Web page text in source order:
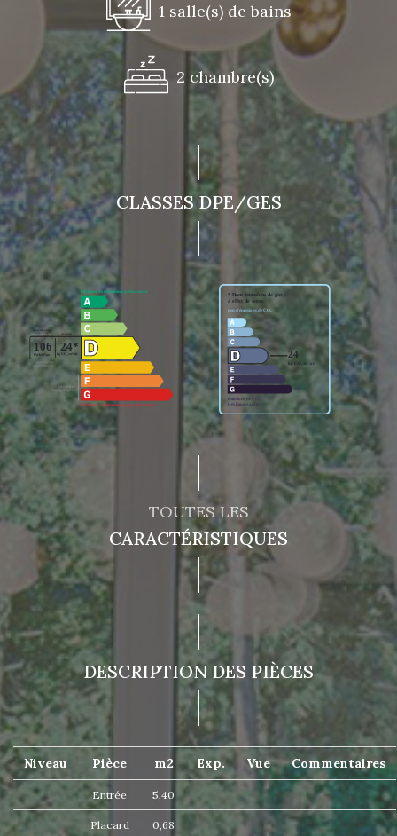
1 salle(s) de bains
2 chambre(s)
CLASSES DPE/GES
TOUTES LES
CARACTÉRISTIQUES
DESCRIPTION DES PIÈCES
Niveau Pièce m2 Exp. Vue Commentaires
Entrée 5,40
Placard 0,68